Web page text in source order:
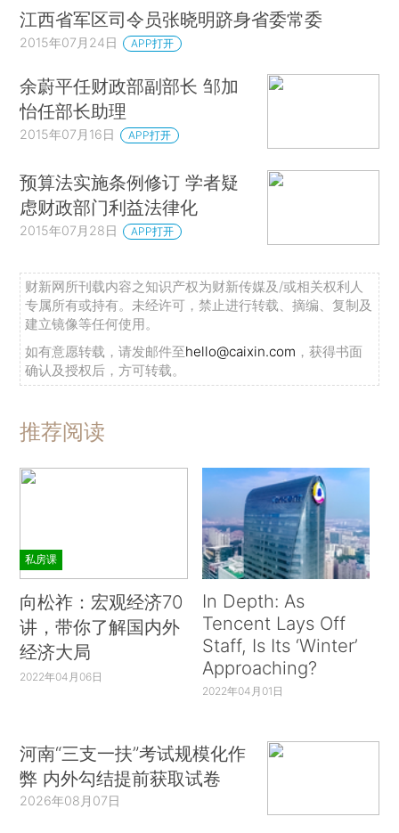
江西省军区司令员张晓明跻身省委常委
2015年07月24日 APP打开
余蔚平任财政部副部长 邹加
怡任部长助理
2015年07月16日 APP打开
预算法实施条例修订 学者疑
虑财政部门利益法律化
2015年07月28日 APP打开
财新网所刊载内容之知识产权为财新传媒及/或相关权利人
专属所有或持有。未经许可，禁止进行转载、摘编、复制及
建立镜像等任何使用。
如有意愿转载，请发邮件至hello@caixin.com ，获得书面
确认及授权后，方可转载。
推荐阅读
私房课
向松祚：宏观经济70
讲，带你了解国内外
经济大局
2022年04月06日
In Depth: As
Tencent Lays Off
Staff, Is Its ‘Winter’
Approaching?
2022年04月01日
河南“三支一扶”考试规模化作
弊 内外勾结提前获取试卷
2026年08月07日